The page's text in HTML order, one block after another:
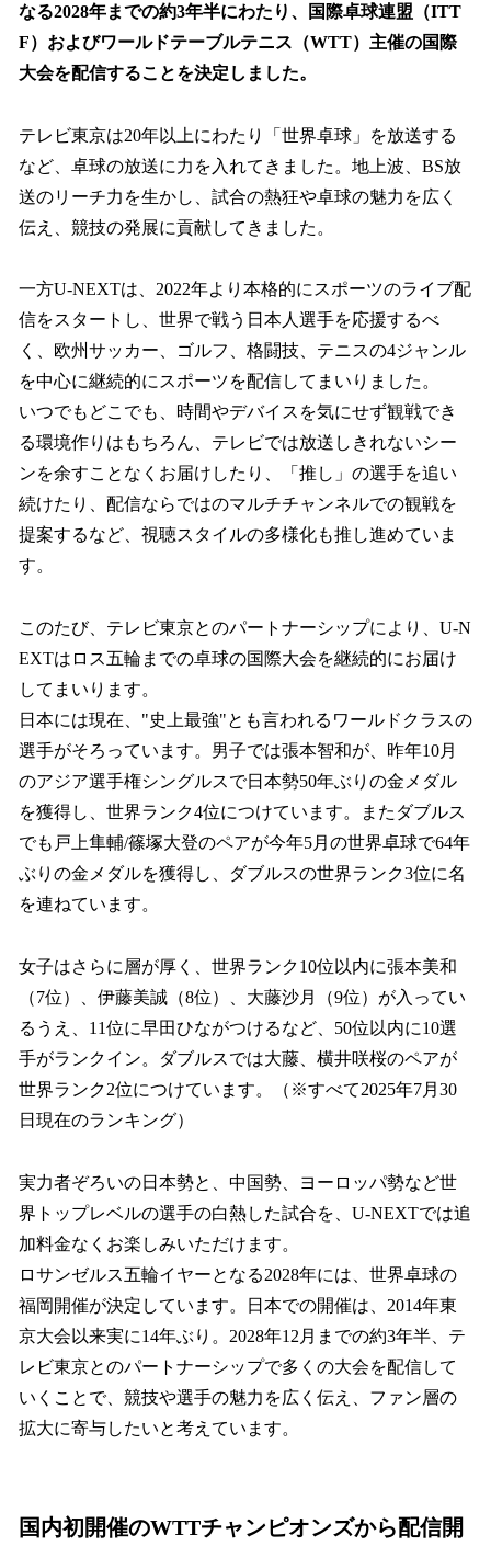
なる2028年までの約3年半にわたり、国際卓球連盟（ITT
F）およびワールドテーブルテニス（WTT）主催の国際
大会を配信することを決定しました。
テレビ東京は20年以上にわたり「世界卓球」を放送する
など、卓球の放送に力を入れてきました。地上波、BS放
送のリーチ力を生かし、試合の熱狂や卓球の魅力を広く
伝え、競技の発展に貢献してきました。
一方U-NEXTは、2022年より本格的にスポーツのライブ配
信をスタートし、世界で戦う日本人選手を応援するべ
く、欧州サッカー、ゴルフ、格闘技、テニスの4ジャンル
を中心に継続的にスポーツを配信してまいりました。
いつでもどこでも、時間やデバイスを気にせず観戦でき
る環境作りはもちろん、テレビでは放送しきれないシー
ンを余すことなくお届けしたり、「推し」の選手を追い
続けたり、配信ならではのマルチチャンネルでの観戦を
提案するなど、視聴スタイルの多様化も推し進めていま
す。
このたび、テレビ東京とのパートナーシップにより、U-N
EXTはロス五輪までの卓球の国際大会を継続的にお届け
してまいります。
日本には現在、"史上最強"とも言われるワールドクラスの
選手がそろっています。男子では張本智和が、昨年10月
のアジア選手権シングルスで日本勢50年ぶりの金メダル
を獲得し、世界ランク4位につけています。またダブルス
でも戸上隼輔/篠塚大登のペアが今年5月の世界卓球で64年
ぶりの金メダルを獲得し、ダブルスの世界ランク3位に名
を連ねています。
女子はさらに層が厚く、世界ランク10位以内に張本美和
（7位）、伊藤美誠（8位）、大藤沙月（9位）が入ってい
るうえ、11位に早田ひながつけるなど、50位以内に10選
手がランクイン。ダブルスでは大藤、横井咲桜のペアが
世界ランク2位につけています。（※すべて2025年7月30
日現在のランキング）
実力者ぞろいの日本勢と、中国勢、ヨーロッパ勢など世
界トップレベルの選手の白熱した試合を、U-NEXTでは追
加料金なくお楽しみいただけます。
ロサンゼルス五輪イヤーとなる2028年には、世界卓球の
福岡開催が決定しています。日本での開催は、2014年東
京大会以来実に14年ぶり。2028年12月までの約3年半、テ
レビ東京とのパートナーシップで多くの大会を配信して
いくことで、競技や選手の魅力を広く伝え、ファン層の
拡大に寄与したいと考えています。
国内初開催のWTTチャンピオンズから配信開